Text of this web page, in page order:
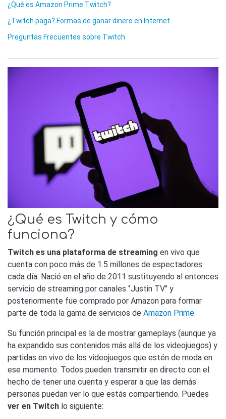
¿Qué es Amazon Prime Twitch?
¿Twitch paga? Formas de ganar dinero en Internet
Preguntas Frecuentes sobre Twitch
¿Qué es Twitch y cómo
funciona?
Twitch es una plataforma de streaming en vivo que
cuenta con poco más de 1.5 millones de espectadores
cada día. Nació en el año de 2011 sustituyendo al entonces
servicio de streaming por canales ‘’Justin TV’’ y
posteriormente fue comprado por Amazon para formar
parte de toda la gama de servicios de Amazon Prime.
Su función principal es la de mostrar gameplays (aunque ya
ha expandido sus contenidos más allá de los videojuegos) y
partidas en vivo de los videojuegos que estén de moda en
ese momento. Todos pueden transmitir en directo con el
hecho de tener una cuenta y esperar a que las demás
personas puedan ver lo que estás compartiendo. Puedes
ver en Twitch lo siguiente: